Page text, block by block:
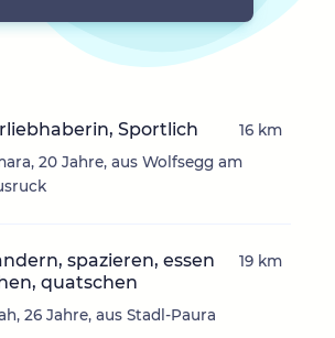
Sportlich
20 Jahre, aus Wolfsegg am
16 km
spazieren, essen
quatschen
26 Jahre, aus Stadl-Paura
19 km